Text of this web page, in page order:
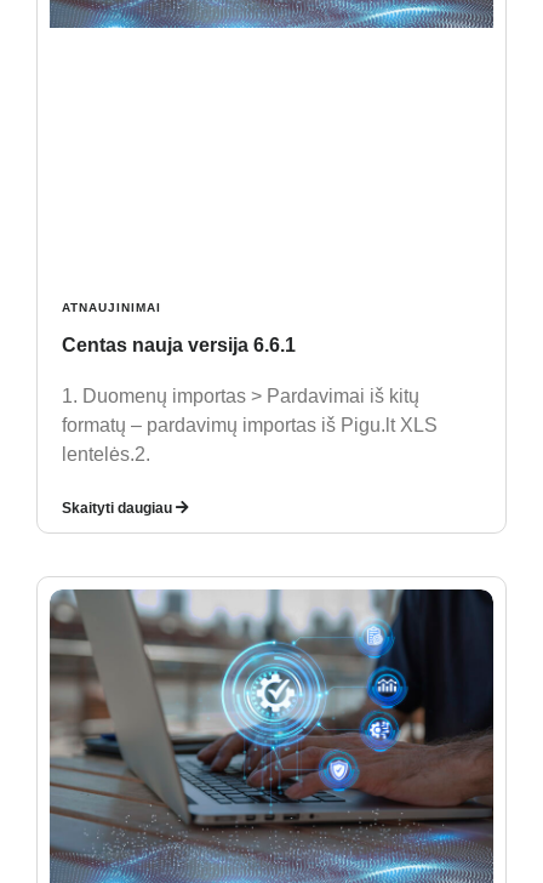
ATNAUJINIMAI
Centas nauja versija 6.6.1
1. Duomenų importas > Pardavimai iš kitų
formatų – pardavimų importas iš Pigu.lt XLS
lentelės.2.
Skaityti daugiau